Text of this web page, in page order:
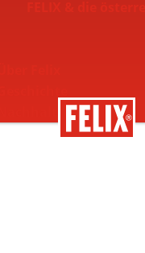
Nachhaltigkeit